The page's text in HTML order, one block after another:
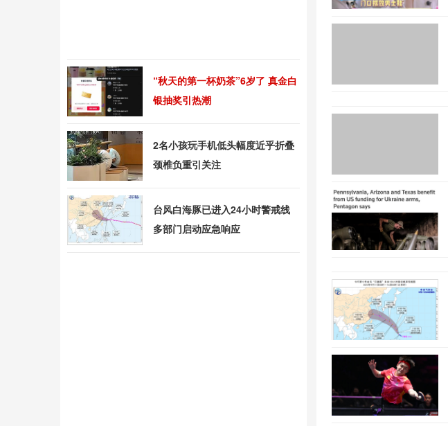
“秋天的第一杯奶茶”6岁了 真金白
银抽奖引热潮
2名小孩玩手机低头幅度近乎折叠
颈椎负重引关注
台风白海豚已进入24小时警戒线
多部门启动应急响应